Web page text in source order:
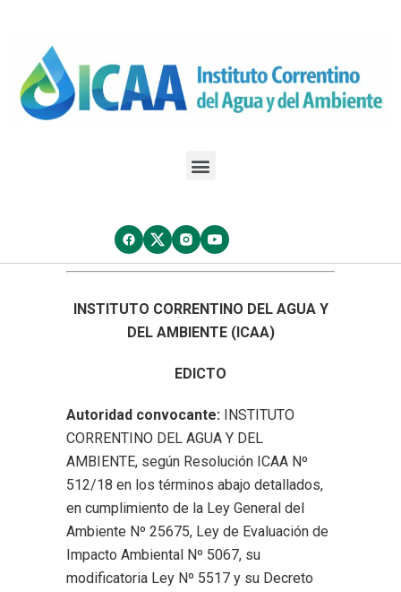
INSTITUTO CORRENTINO DEL AGUA Y
DEL AMBIENTE (ICAA)
EDICTO
Autoridad convocante:
INSTITUTO
CORRENTINO DEL AGUA Y DEL
AMBIENTE, según Resolución ICAA Nº
512/18 en los términos abajo detallados,
en cumplimiento de la Ley General del
Ambiente Nº 25675, Ley de Evaluación de
Impacto Ambiental Nº 5067, su
modificatoria Ley Nº 5517 y su Decreto